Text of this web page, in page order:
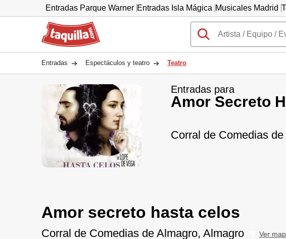
Entradas Parque Warner Entradas Isla Mágica Musicales Madrid
Taquilla.com
Entradas Espectáculos y teatro Teatro
Entradas para
Amor Secreto
Corral de Comedias
Amor secreto hasta celos
Corral de Comedias de Almagro, Almagro Ver